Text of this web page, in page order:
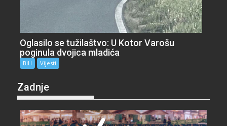
Oglasilo se tužilaštvo: U Kotor Varošu
poginula dvojica mladića
BiH Vijesti
Zadnje